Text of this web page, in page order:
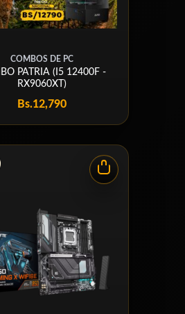
COMBOS DE PC
PATRIA (I5 12400F -
RX9060XT)
Bs.12,790